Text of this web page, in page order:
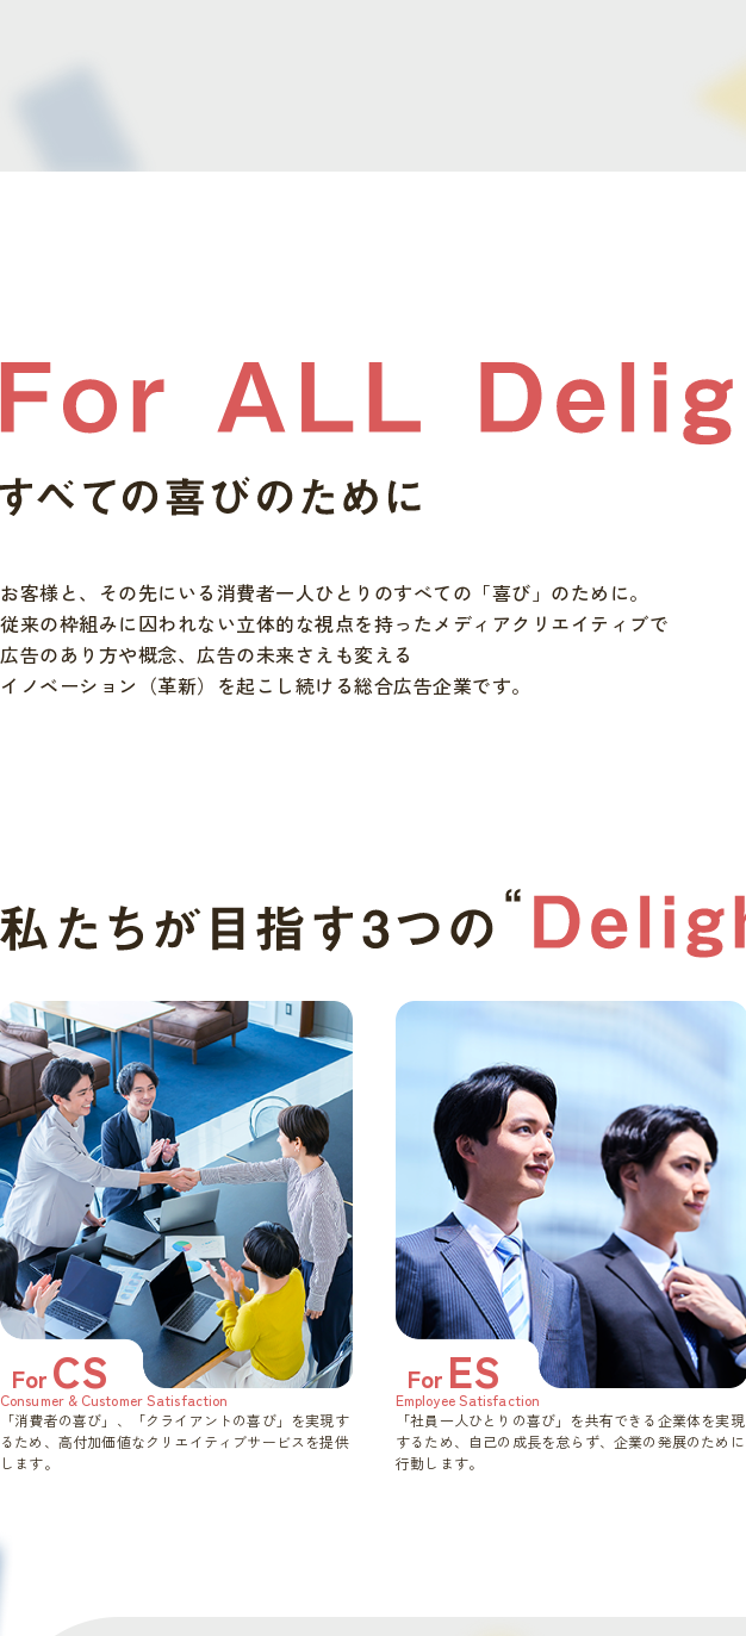
お客様と、その先にいる消費者一人ひとりのすべての「喜び」のために。
従来の枠組みに囚われない立体的な視点を持ったメディアクリエイティブで
広告のあり方や概念、広告の未来さえも変える
イノベーション（革新）を起こし続ける総合広告企業です。
For CS
Consumer & Customer Satisfaction
「消費者の喜び」、「クライアントの喜び」を実現す
るため、高付加価値なクリエイティブサービスを提供
します。
For ES
Employee Satisfaction
「社員一人ひとりの喜び」を共有できる企業体を実現
するため、自己の成長を怠らず、企業の発展のために
行動します。